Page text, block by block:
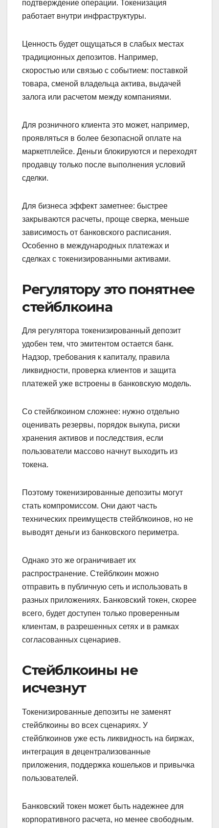
подтверждение операции. Токенизация
работает внутри инфраструктуры.
Ценность будет ощущаться в слабых местах
традиционных депозитов. Например,
скоростью или связью с событием: поставкой
товара, сменой владельца актива, выдачей
залога или расчетом между компаниями.
Для розничного клиента это может, например,
проявляться в более безопасной оплате на
маркетплейсе. Деньги блокируются и переходят
продавцу только после выполнения условий
сделки.
Для бизнеса эффект заметнее: быстрее
закрываются расчеты, проще сверка, меньше
зависимость от банковского расписания.
Особенно в международных платежах и
сделках с токенизированными активами.
Регулятору это понятнее
стейблкоина
Для регулятора токенизированный депозит
удобен тем, что эмитентом остается банк.
Надзор, требования к капиталу, правила
ликвидности, проверка клиентов и защита
платежей уже встроены в банковскую модель.
Со стейблкоином сложнее: нужно отдельно
оценивать резервы, порядок выкупа, риски
хранения активов и последствия, если
пользователи массово начнут выходить из
токена.
Поэтому токенизированные депозиты могут
стать компромиссом. Они дают часть
технических преимуществ стейблкоинов, но не
выводят деньги из банковского периметра.
Однако это же ограничивает их
распространение. Стейблкоин можно
отправить в публичную сеть и использовать в
разных приложениях. Банковский токен, скорее
всего, будет доступен только проверенным
клиентам, в разрешенных сетях и в рамках
согласованных сценариев.
Стейблкоины не
исчезнут
Токенизированные депозиты не заменят
стейблкоины во всех сценариях. У
стейблкоинов уже есть ликвидность на биржах,
интеграция в децентрализованные
приложения, поддержка кошельков и привычка
пользователей.
Банковский токен может быть надежнее для
корпоративного расчета, но менее свободным.